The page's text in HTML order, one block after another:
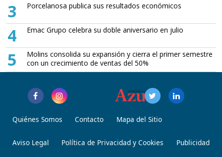
3 Porcelanosa publica sus resultados económicos
4 Emac Grupo celebra su doble aniversario en julio
5
Molins consolida su expansión y cierra el primer semestre
con un crecimiento de ventas del 50%
Quiénes Somos Contacto Mapa del Sitio
Aviso Legal Política de Privacidad y Cookies Publicidad